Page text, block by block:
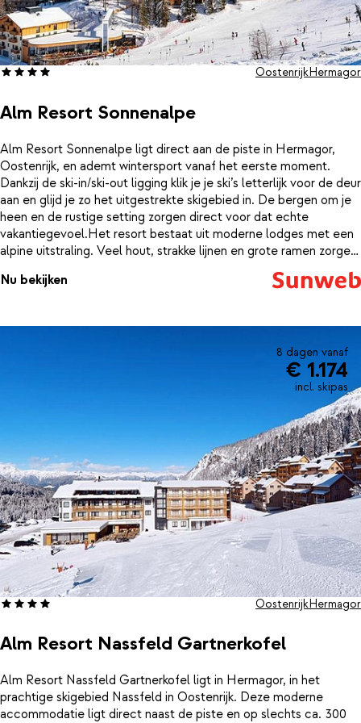
Alm Resort Sonnenalpe
OostenrijkHermagor
Alm Resort Sonnenalpe ligt direct aan de piste in Hermagor,
Oostenrijk, en ademt wintersport vanaf het eerste moment.
Dankzij de ski‑in/ski‑out ligging klik je je ski’s letterlijk voor de deur
aan en glijd je zo het uitgestrekte skigebied in. De bergen om je
heen en de rustige setting zorgen direct voor dat echte
vakantiegevoel.Het resort bestaat uit moderne lodges met een
alpine uitstraling. Veel hout, strakke lijnen en grote ramen zorgen
voor een licht en comfortabel interieur. De ruime appartementen
zijn van alle gemakken voorzien, met fijne bedden en een
maaltijd. Daarnaast beschikken sommige appartementen over
een privé sauna, perfect om koude benen weer op te warmen.
Ook aan praktisch comfort is gedacht, zoals een verwarmde
skiruimte.Alm Resort Sonnenalpe ligt rustig, maar toch praktisch:
een minisupermarkt vind je al op ongeveer 50 meter afstand.
Een fijne plek waar actief skiën en ontspannen momenten
moeiteloos samenkomen.
Nu bekijken
8 dagen vanaf
€ 1.174
incl. skipas
Alm Resort Nassfeld Gartnerkofel
OostenrijkHermagor
Alm Resort Nassfeld Gartnerkofel ligt in Hermagor, in het
prachtige skigebied Nassfeld in Oostenrijk. Deze moderne
accommodatie ligt direct naast de piste en op slechts ca. 300